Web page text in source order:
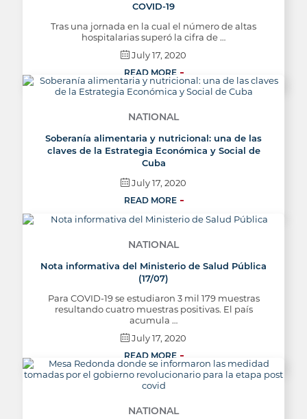
COVID-19
Tras una jornada en la cual el número de altas
hospitalarias superó la cifra de …
July 17, 2020
READ MORE
NATIONAL
Soberanía alimentaria y nutricional: una de las
claves de la Estrategia Económica y Social de
Cuba
July 17, 2020
READ MORE
NATIONAL
Nota informativa del Ministerio de Salud Pública
(17/07)
Para COVID-19 se estudiaron 3 mil 179 muestras
resultando cuatro muestras positivas. El país
acumula …
July 17, 2020
READ MORE
NATIONAL